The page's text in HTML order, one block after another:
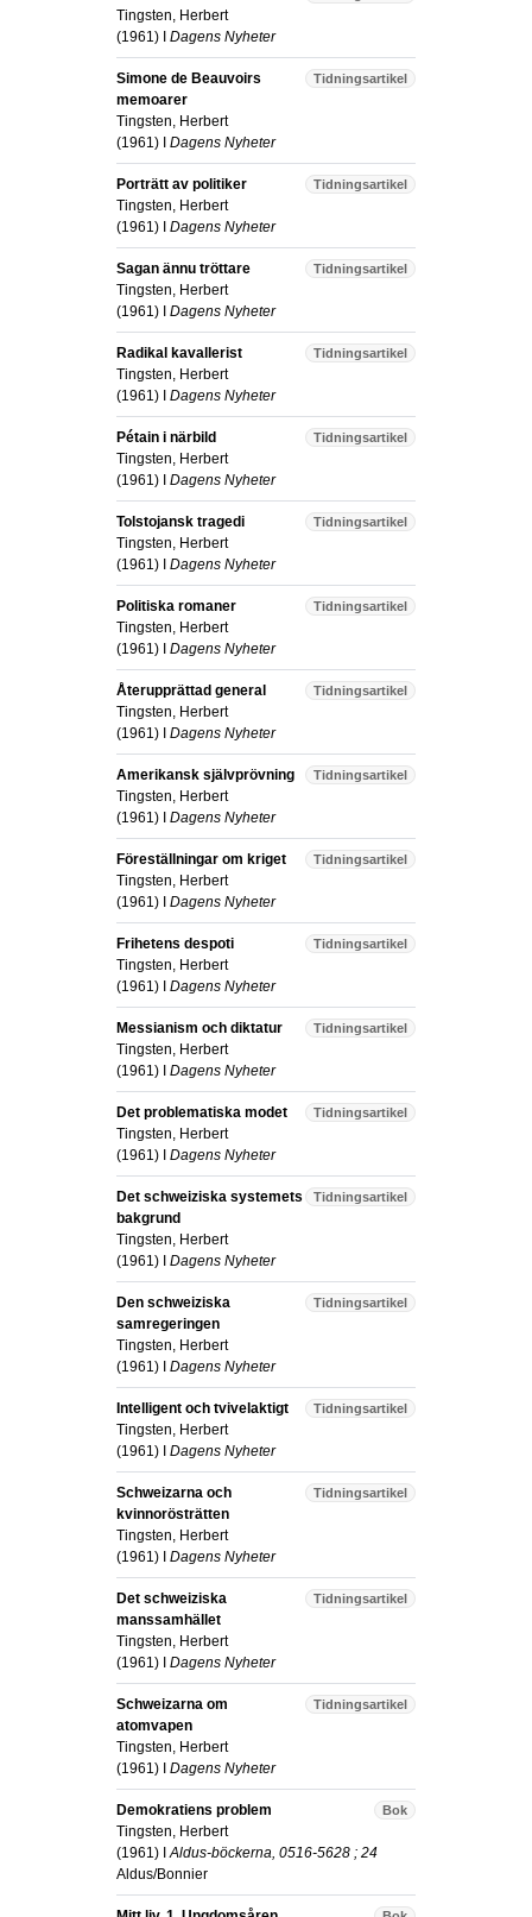
Tingsten, Herbert
(1961) I Dagens Nyheter
Tidningsartikel
Simone de Beauvoirs
memoarer
Tingsten, Herbert
(1961) I Dagens Nyheter
Tidningsartikel
Porträtt av politiker
Tingsten, Herbert
(1961) I Dagens Nyheter
Tidningsartikel
Sagan ännu tröttare
Tingsten, Herbert
(1961) I Dagens Nyheter
Tidningsartikel
Radikal kavallerist
Tingsten, Herbert
(1961) I Dagens Nyheter
Tidningsartikel
Pétain i närbild
Tingsten, Herbert
(1961) I Dagens Nyheter
Tidningsartikel
Tolstojansk tragedi
Tingsten, Herbert
(1961) I Dagens Nyheter
Tidningsartikel
Politiska romaner
Tingsten, Herbert
(1961) I Dagens Nyheter
Tidningsartikel
Återupprättad general
Tingsten, Herbert
(1961) I Dagens Nyheter
Tidningsartikel
Amerikansk självprövning
Tingsten, Herbert
(1961) I Dagens Nyheter
Tidningsartikel
Föreställningar om kriget
Tingsten, Herbert
(1961) I Dagens Nyheter
Tidningsartikel
Frihetens despoti
Tingsten, Herbert
(1961) I Dagens Nyheter
Tidningsartikel
Messianism och diktatur
Tingsten, Herbert
(1961) I Dagens Nyheter
Tidningsartikel
Det problematiska modet
Tingsten, Herbert
(1961) I Dagens Nyheter
Tidningsartikel
Det schweiziska systemets
bakgrund
Tingsten, Herbert
(1961) I Dagens Nyheter
Tidningsartikel
Den schweiziska
samregeringen
Tingsten, Herbert
(1961) I Dagens Nyheter
Tidningsartikel
Intelligent och tvivelaktigt
Tingsten, Herbert
(1961) I Dagens Nyheter
Tidningsartikel
Schweizarna och
kvinnorösträtten
Tingsten, Herbert
(1961) I Dagens Nyheter
Tidningsartikel
Det schweiziska
manssamhället
Tingsten, Herbert
(1961) I Dagens Nyheter
Tidningsartikel
Schweizarna om
atomvapen
Tingsten, Herbert
(1961) I Dagens Nyheter
Bok
Demokratiens problem
Tingsten, Herbert
(1961) IAldus-böckerna, 0516-5628 ; 24
Aldus/Bonnier